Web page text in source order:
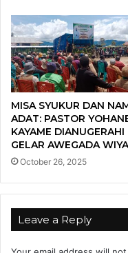
MISA SYUKUR DAN
ADAT: PASTOR
KAYAME DIANUGERAHI
GELAR AWEGADA
October 26, 2025
Leave a Reply